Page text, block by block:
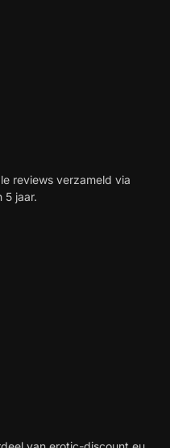
reviews verzameld via
5 jaar.